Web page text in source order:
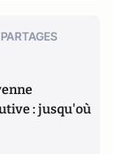
: jusqu'où